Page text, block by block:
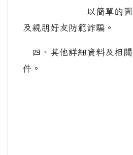
以簡單的圖文提
及親朋好友防範詐騙。
四、其他詳細資料及相
件。